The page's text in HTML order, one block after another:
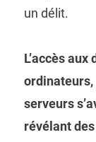
un délit.
L’accès
ordinateurs,
serveurs
révélant